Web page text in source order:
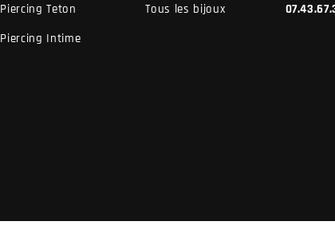
Piercing Teton
Piercing Intime
Tous les bijoux